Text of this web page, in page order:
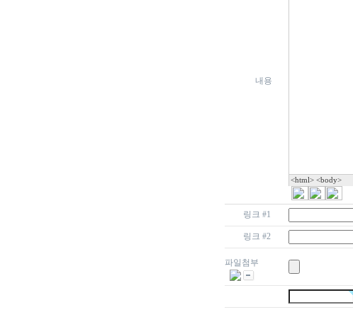
내용
<html> <body>
링크 #1
링크 #2
파일첨부